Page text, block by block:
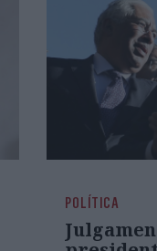
POLÍTICA